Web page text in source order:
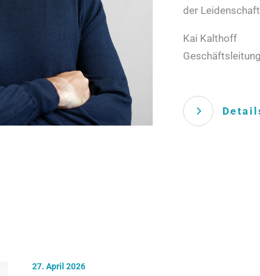
der
Kai Kalthoff
Geschäftsleitung
27. April 2026